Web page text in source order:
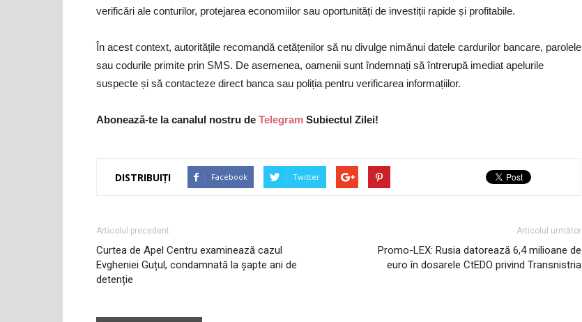
verificări ale conturilor, protejarea economiilor sau oportunități de investiții rapide și profitabile.
În acest context, autoritățile recomandă cetățenilor să nu divulge nimănui datele cardurilor bancare, parolele
sau codurile primite prin SMS. De asemenea, oamenii sunt îndemnați să întrerupă imediat apelurile
suspecte și să contacteze direct banca sau poliția pentru verificarea informațiilor.
Abonează-te la canalul nostru de Telegram Subiectul Zilei!
DISTRIBUIȚI Facebook Twitter
Articolul precedent
Curtea de Apel Centru examinează cazul
Evgheniei Guțul, condamnată la șapte ani de
detenție
Articolul următor
Promo-LEX: Rusia datorează 6,4 milioane de
euro în dosarele CtEDO privind Transnistria